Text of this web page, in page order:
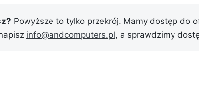
Powyższe to tylko przekrój. Mamy dostęp do
info@andcomputers.pl, a sprawdzimy